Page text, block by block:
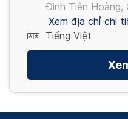
Đinh Tiên Hoàng,
Xem địa chỉ chi
Tiếng Việt